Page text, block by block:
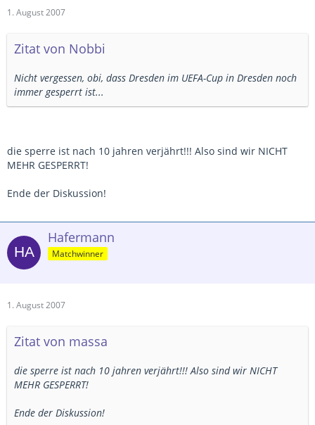
1. August 2007
Zitat von Nobbi
Nicht vergessen, obi, dass Dresden im UEFA-Cup in Dresden noch
immer gesperrt ist...
die sperre ist nach 10 jahren verjährt!!! Also sind wir NICHT
MEHR GESPERRT!
Ende der Diskussion!
Hafermann
Matchwinner
1. August 2007
Zitat von massa
die sperre ist nach 10 jahren verjährt!!! Also sind wir NICHT
MEHR GESPERRT!
Ende der Diskussion!